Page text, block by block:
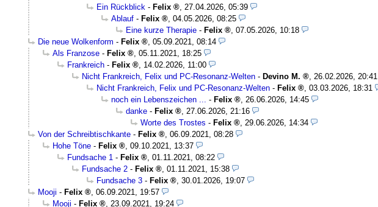
Ein Rückblick - Felix
27.04.2026, 05:39
Ablauf - Felix
04.05.2026, 08:25
Eine kurze Therapie - Felix
07.05.2026, 10:18
Die neue Wolkenform - Felix
05.09.2021, 08:14
Als Franzose - Felix
05.11.2021, 18:25
Frankreich - Felix
14.02.2026, 11:00
Nicht Frankreich, Felix und PC-Resonanz-Welten - Devino M.
26.02.2026, 20:41
Nicht Frankreich, Felix und PC-Resonanz-Welten - Felix
03.03.2026, 18:31
noch ein Lebenszeichen ...
- Felix
26.06.2026, 14:45
danke - Felix
27.06.2026, 21:16
Worte des Trostes - Felix
29.06.2026, 14:34
Von der Schreibtischkante - Felix
06.09.2021, 08:28
Hohe Töne - Felix
09.10.2021, 13:37
Fundsache 1 - Felix
01.11.2021, 08:22
Fundsache 2 - Felix
01.11.2021, 15:38
Fundsache 3 - Felix
30.01.2026, 19:07
Mooji - Felix
06.09.2021, 19:57
Mooji - Felix
23.09.2021, 19:24